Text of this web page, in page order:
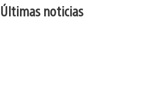
Últimas noticias